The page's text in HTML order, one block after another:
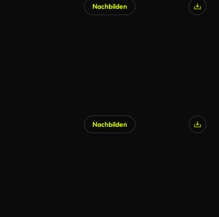
Nachbilden
Nachbilden